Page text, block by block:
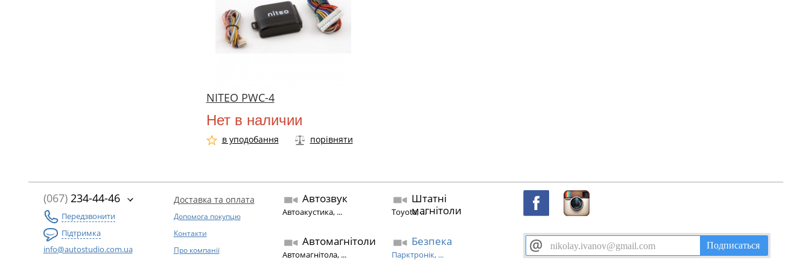
NITEO PWC-4
Нет в наличии
в уподобання порівняти
(067)234-44-46
Передзвонити
Підтримка
info@autostudio.com.ua
Доставка та оплата
Допомога покупцю
Контакти
Про компанії
Автозвук
Автоакустика, ...
Штатні
магнітоли
Toyota, ...
Автомагнітоли
Автомагнітола, ...
Безпека
Парктронік, ...